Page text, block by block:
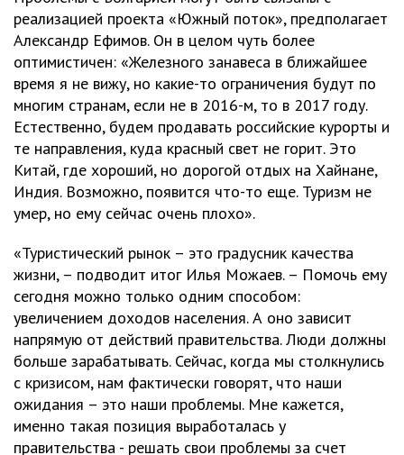
реализацией проекта «Южный поток», предполагает
Александр Ефимов. Он в целом чуть более
оптимистичен: «Железного занавеса в ближайшее
время я не вижу, но какие-то ограничения будут по
многим странам, если не в 2016-м, то в 2017 году.
Естественно, будем продавать российские курорты и
те направления, куда красный свет не горит. Это
Китай, где хороший, но дорогой отдых на Хайнане,
Индия. Возможно, появится что-то еще. Туризм не
умер, но ему сейчас очень плохо».
«Туристический рынок – это градусник качества
жизни, – подводит итог Илья Можаев. – Помочь ему
сегодня можно только одним способом:
увеличением доходов населения. А оно зависит
напрямую от действий правительства. Люди должны
больше зарабатывать. Сейчас, когда мы столкнулись
с кризисом, нам фактически говорят, что наши
ожидания – это наши проблемы. Мне кажется,
именно такая позиция выработалась у
правительства - решать свои проблемы за счет